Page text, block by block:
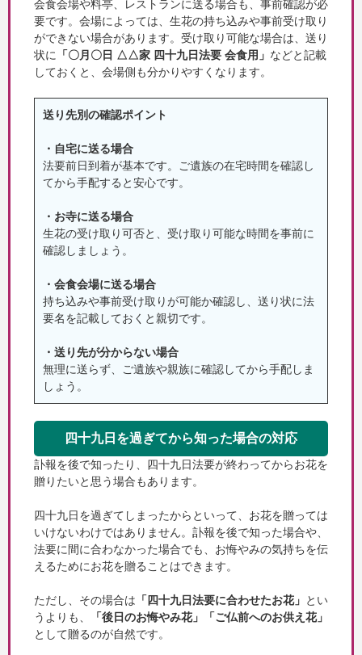
会食会場や料亭、レストランに送る場合も、事前確認が必
要です。会場によっては、生花の持ち込みや事前受け取り
ができない場合があります。受け取り可能な場合は、送り
状に
「〇月〇日 △△家 四十九日法要 会食用」 などと記載
しておくと、会場側も分かりやすくなります。
送り先別の確認ポイント
・自宅に送る場合
法要前日到着が基本です。ご遺族の在宅時間を確認し
てから手配すると安心です。
・お寺に送る場合
生花の受け取り可否と、受け取り可能な時間を事前に
確認しましょう。
・会食会場に送る場合
持ち込みや事前受け取りが可能か確認し、送り状に法
要名を記載しておくと親切です。
・送り先が分からない場合
無理に送らず、ご遺族や親族に確認してから手配しま
しょう。
四十九日を過ぎてから知った場合の対応
訃報を後で知ったり、四十九日法要が終わってからお花を
贈りたいと思う場合もあります。
四十九日を過ぎてしまったからといって、お花を贈っては
いけないわけではありません。訃報を後で知った場合や、
法要に間に合わなかった場合でも、お悔やみの気持ちを伝
えるためにお花を贈ることはできます。
ただし、その場合は 「四十九日法要に合わせたお花」 とい
うよりも、
「後日のお悔やみ花」「ご仏前へのお供え花」
として贈るのが自然です。